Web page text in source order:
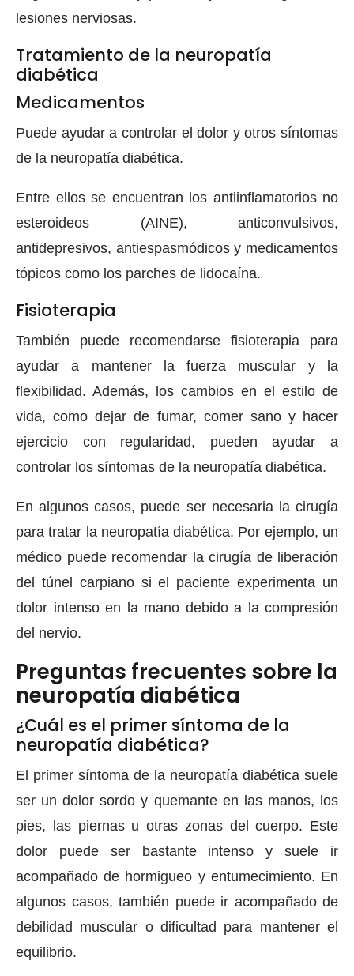
lesiones nerviosas.
Tratamiento de la neuropatía
diabética
Medicamentos
Puede ayudar a controlar el dolor y otros síntomas
de la neuropatía diabética.
Entre ellos se encuentran los antiinflamatorios no
esteroideos (AINE), anticonvulsivos,
antidepresivos, antiespasmódicos y medicamentos
tópicos como los parches de lidocaína.
Fisioterapia
También puede recomendarse fisioterapia para
ayudar a mantener la fuerza muscular y la
flexibilidad. Además, los cambios en el estilo de
vida, como dejar de fumar, comer sano y hacer
ejercicio con regularidad, pueden ayudar a
controlar los síntomas de la neuropatía diabética.
En algunos casos, puede ser necesaria la cirugía
para tratar la neuropatía diabética. Por ejemplo, un
médico puede recomendar la cirugía de liberación
del túnel carpiano si el paciente experimenta un
dolor intenso en la mano debido a la compresión
del nervio.
Preguntas frecuentes sobre la
neuropatía diabética
¿Cuál es el primer síntoma de la
neuropatía diabética?
El primer síntoma de la neuropatía diabética suele
ser un dolor sordo y quemante en las manos, los
pies, las piernas u otras zonas del cuerpo. Este
dolor puede ser bastante intenso y suele ir
acompañado de hormigueo y entumecimiento. En
algunos casos, también puede ir acompañado de
debilidad muscular o dificultad para mantener el
equilibrio.